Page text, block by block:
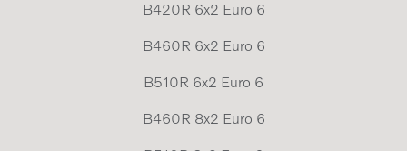
B420R 6x2 Euro 6
B460R 6x2 Euro 6
B510R 6x2 Euro 6
B460R 8x2 Euro 6